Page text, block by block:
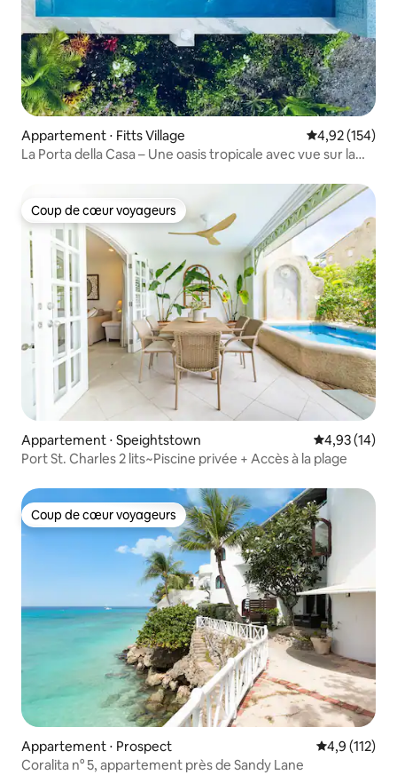
Appartement ⋅ Fitts Village Évaluation
4,92 (154)
La Porta della Casa – Une oasis tropicale avec vue sur la
Coup de cœur voyageurs
Coup de cœur voyageurs
Appartement ⋅ Speightstown Évaluation
4,93 (14)
Port St. Charles 2 lits~Piscine privée + Accès à la plage
Coup de cœur voyageurs
Coup de cœur voyageurs
Appartement ⋅ Prospect Évaluation
4,9 (112)
Coralita n° 5, appartement près de Sandy Lane